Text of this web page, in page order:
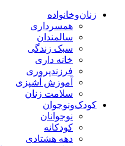
زنان‌وخانواده
همسرداری
سالمندان
سبک زندگی
خانه داری
فرزندپروری
آموزش آشپزی
سلامت زنان
کودک‌ونوجوان
نوجوانان
کودکانه
دهه هشتادی